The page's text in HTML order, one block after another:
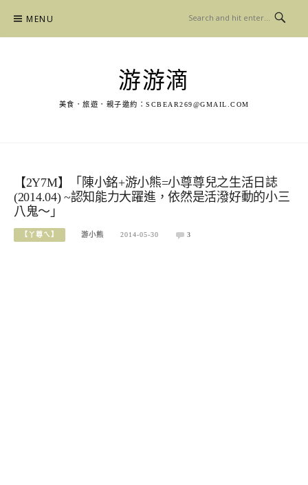
content
MENU
游游滴
美食．旅遊．親子邀約： SCBEAR269@GMAIL.COM
【2Y7M】「陳小銘+游小熊=小尊尊兒之生活日誌
(2014.04) ~認知能力大躍進，依然是活潑好動的小三
八鬼～」
【丫尊ㄟ】 游小熊 2014-05-30 3